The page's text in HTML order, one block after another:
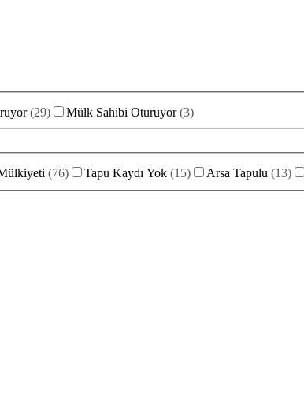
(29) Mülk Sahibi Oturuyor (3)
(76) Tapu Kaydı Yok (15) Arsa Tapulu (13)